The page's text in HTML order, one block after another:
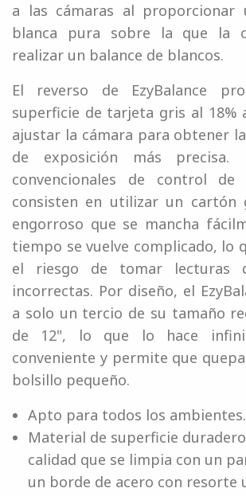
a las cámaras al proporcionar
blanca pura sobre la que la
realizar un balance de blancos.
El reverso de EzyBalance
superficie de tarjeta gris al 18%
ajustar la cámara para obtener
de exposición más precisa.
convencionales de control de
consisten en utilizar un cartón
engorroso que se mancha
tiempo se vuelve complicado, lo
el riesgo de tomar lecturas
incorrectas. Por diseño, el
a solo un tercio de su tamaño
de 12", lo que lo hace
conveniente y permite que
bolsillo pequeño.
Apto para todos los ambientes.
Material de superficie
calidad que se limpia con un
un borde de acero con resorte